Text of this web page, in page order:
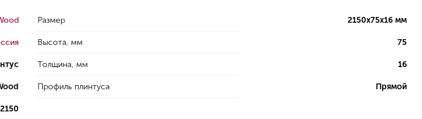
2150
Размер 2150х75х16 мм
Высота, мм 75
Толщина, мм 16
Профиль плинтуса Прямой